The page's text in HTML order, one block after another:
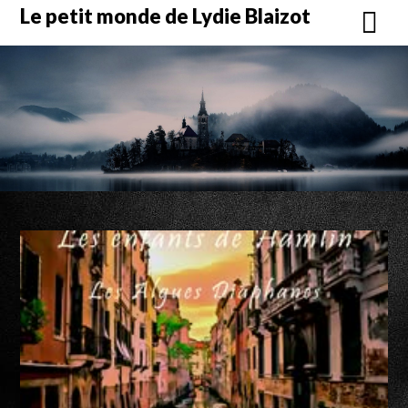
SkipLe petit monde de Lydie Blaizot